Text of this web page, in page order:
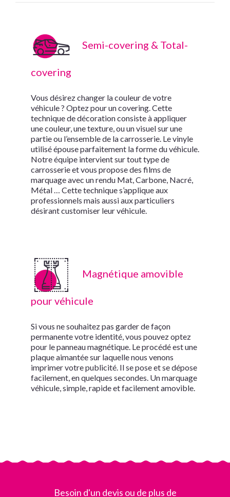
Semi-covering & Total-
covering
Vous désirez changer la couleur de votre
véhicule ? Optez pour un covering. Cette
technique de décoration consiste à appliquer
une couleur, une texture, ou un visuel sur une
partie ou l’ensemble de la carrosserie. Le vinyle
utilisé épouse parfaitement la forme du véhicule.
Notre équipe intervient sur tout type de
carrosserie et vous propose des films de
marquage avec un rendu Mat, Carbone, Nacré,
Métal … Cette technique s’applique aux
professionnels mais aussi aux particuliers
désirant customiser leur véhicule.
Magnétique amovible
pour véhicule
Si vous ne souhaitez pas garder de façon
permanente votre identité, vous pouvez optez
pour le panneau magnétique. Le procédé est une
plaque aimantée sur laquelle nous venons
imprimer votre publicité. Il se pose et se dépose
facilement, en quelques secondes. Un marquage
véhicule, simple, rapide et facilement amovible.
Besoin d'un devis ou de plus de